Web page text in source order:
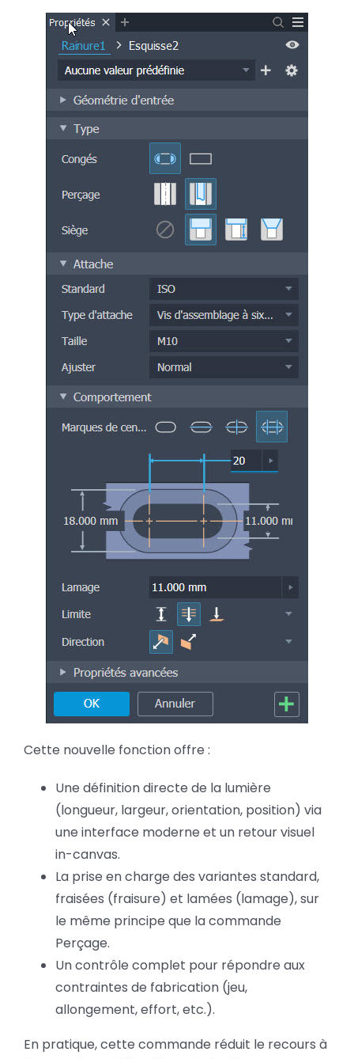
Cette nouvelle fonction offre :
Une définition directe de la lumière
(longueur, largeur, orientation, position) via
une interface moderne et un retour visuel
in-canvas.
La prise en charge des variantes standard,
fraisées (fraisure) et lamées (lamage), sur
le même principe que la commande
Perçage.
Un contrôle complet pour répondre aux
contraintes de fabrication (jeu,
allongement, effort, etc.).
En pratique, cette commande réduit le recours à